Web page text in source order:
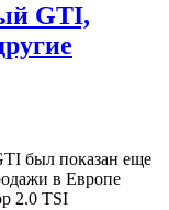
GTI,
был показан еще
в Европе
2.0 TSI